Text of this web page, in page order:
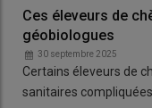
Ces éleveurs de
géobiologues
30 septembre 2025
Certains éleveurs de
sanitaires